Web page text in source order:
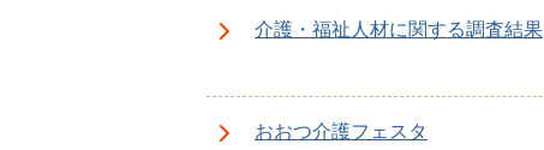
介護・福祉人材に関する調査結果
おおつ介護フェスタ